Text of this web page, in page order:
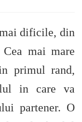
dificile, din
mai mare
primul rand,
in care va
partener. O